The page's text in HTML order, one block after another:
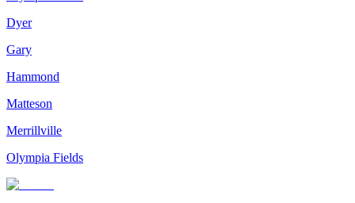
Dyer
Gary
Hammond
Matteson
Merrillville
Olympia Fields